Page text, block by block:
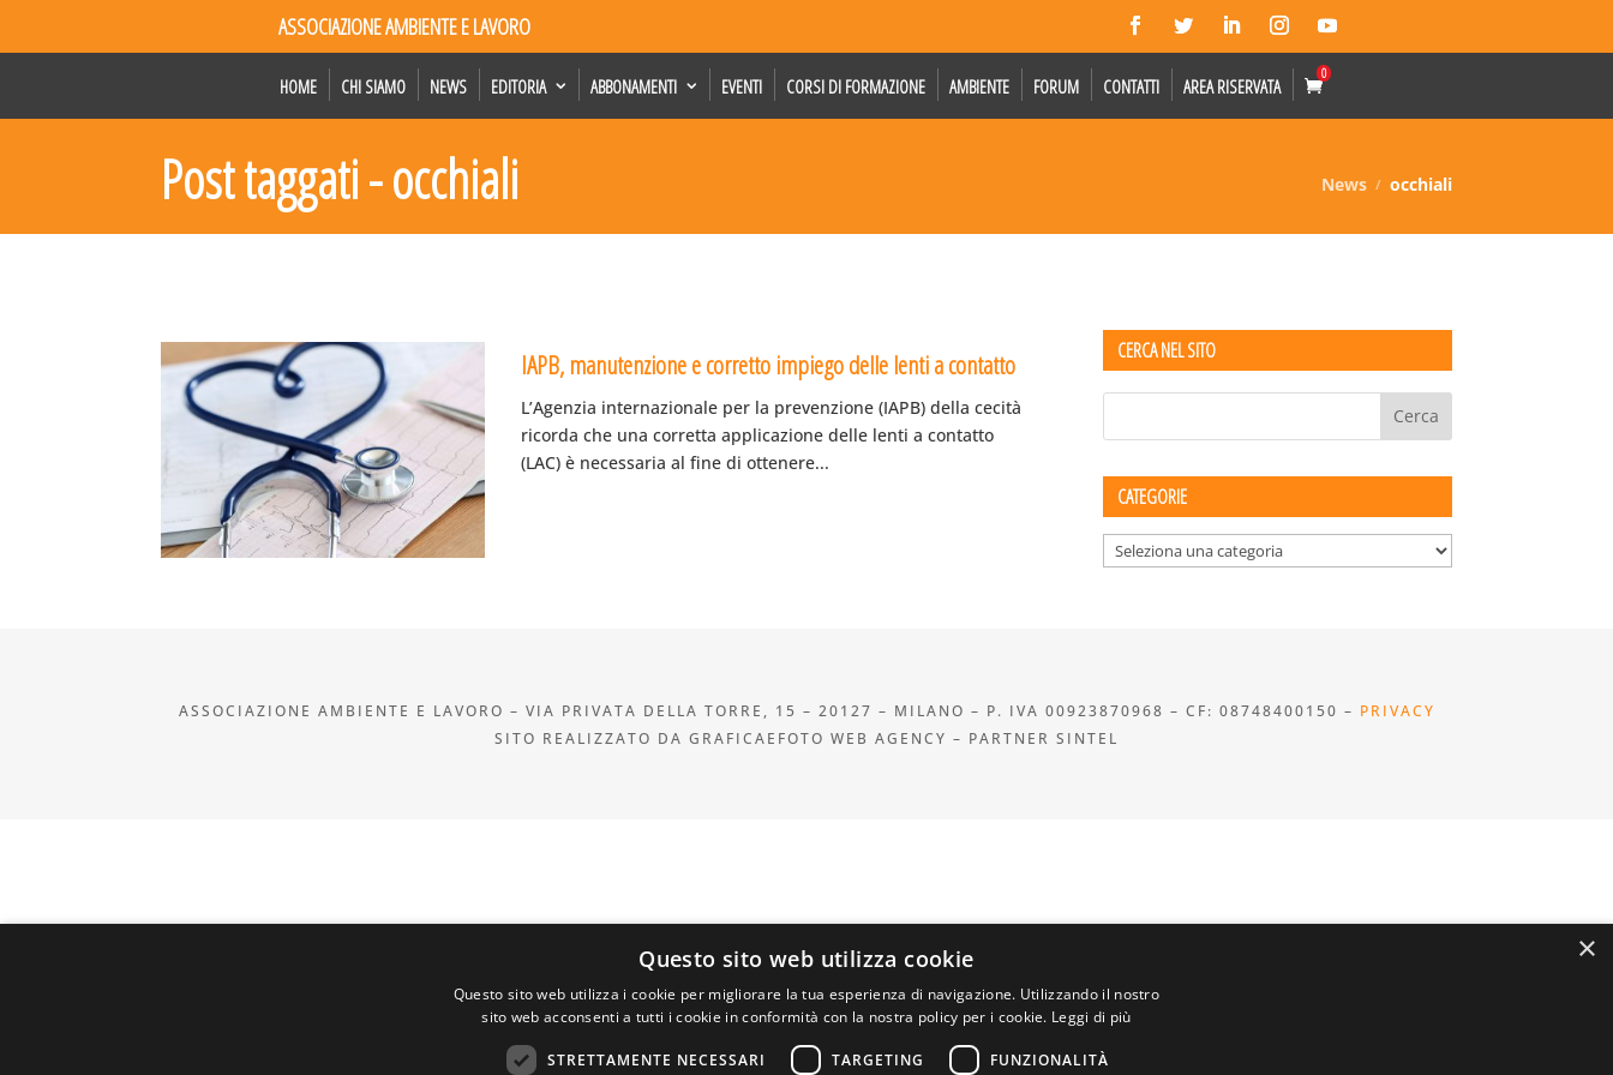
ASSOCIAZIONE AMBIENTE E LAVORO
HOME CHI SIAMO NEWS EDITORIA ABBONAMENTI EVENTI CORSI DI FORMAZIONE AMBIENTE FORUM CONTATTI AREA RISERVATA
0
Post taggati - occhiali News occhiali
IAPB, manutenzione e corretto impiego delle lenti a contatto
L’Agenzia internazionale per la prevenzione (IAPB) della cecità
ricorda che una corretta applicazione delle lenti a contatto
(LAC) è necessaria al fine di ottenere...
CERCA NEL SITO
CATEGORIE
Categorie
ASSOCIAZIONE AMBIENTE E LAVORO – VIA PRIVATA DELLA TORRE, 15 – 20127 – MILANO – P. IVA 00923870968 – CF: 08748400150 – PRIVACY
SITO REALIZZATO DA GRAFICAEFOTO WEB AGENCY – PARTNER SINTEL
×
Questo sito web utilizza cookie
Questo sito web utilizza i cookie per migliorare la tua esperienza di navigazione. Utilizzando il nostro
sito web acconsenti a tutti i cookie in conformità con la nostra policy per i cookie. Leggi di più
STRETTAMENTE NECESSARI TARGETING FUNZIONALITÀ